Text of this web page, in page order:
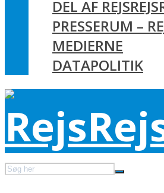
DEL AF
PRESSERUM –
MEDIERNE
DATAPOLITIK